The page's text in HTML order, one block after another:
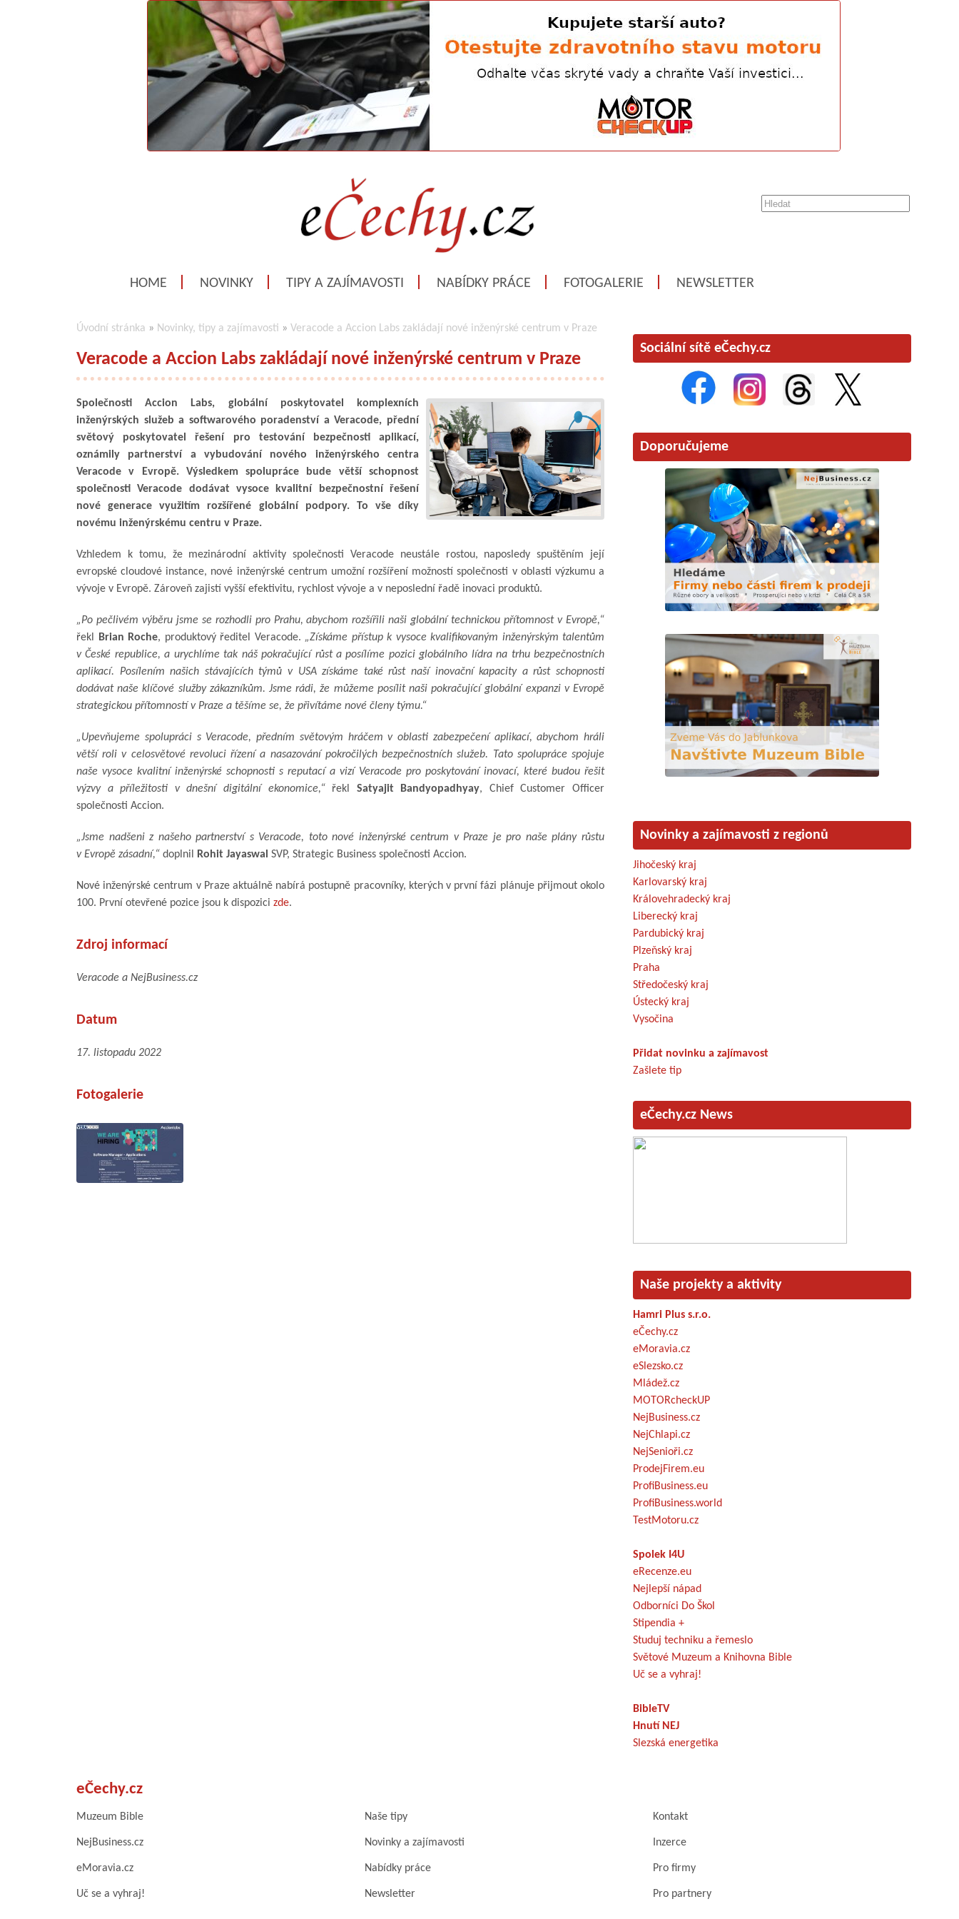
HOME NOVINKY TIPY A ZAJÍMAVOSTI NABÍDKY PRÁCE FOTOGALERIE NEWSLETTER
Úvodní stránka » Novinky, tipy a zajímavosti » Veracode a Accion Labs zakládají nové inženýrské centrum v Praze
Veracode a Accion Labs zakládají nové inženýrské centrum v Praze
Společnosti Accion Labs, globální poskytovatel komplexních
inženýrských služeb a softwarového poradenství a Veracode, přední
světový poskytovatel řešení pro testování bezpečnosti aplikací,
oznámily partnerství a vybudování nového inženýrského centra
Veracode v Evropě. Výsledkem spolupráce bude větší schopnost
společnosti Veracode dodávat vysoce kvalitní bezpečnostní řešení
nové generace využitím rozšířené globální podpory. To vše díky
novému inženýrskému centru v Praze.
Vzhledem k tomu, že mezinárodní aktivity společnosti Veracode neustále rostou, naposledy spuštěním její
evropské cloudové instance, nové inženýrské centrum umožní rozšíření možností společnosti v oblasti výzkumu a
vývoje v Evropě. Zároveň zajistí vyšší efektivitu, rychlost vývoje a v neposlední řadě inovaci produktů.
„Po pečlivém výběru jsme se rozhodli pro Prahu, abychom rozšířili naši globální technickou přítomnost v Evropě,“
řekl
Brian Roche, produktový ředitel Veracode. „Získáme přístup k vysoce kvalifikovaným inženýrským talentům
v České republice, a urychlíme tak náš pokračující růst a posílíme pozici globálního lídra na trhu bezpečnostních
aplikací. Posílením našich stávajících týmů v USA získáme také růst naší inovační kapacity a růst schopnosti
dodávat naše klíčové služby zákazníkům. Jsme rádi, že můžeme posílit naši pokračující globální expanzi v Evropě
strategickou přítomností v Praze a těšíme se, že přivítáme nové členy týmu.“
„Upevňujeme spolupráci s Veracode, předním světovým hráčem v oblasti zabezpečení aplikací, abychom hráli
větší roli v celosvětové revoluci řízení a nasazování pokročilých bezpečnostních služeb. Tato spolupráce spojuje
naše vysoce kvalitní inženýrské schopnosti s reputací a vizí Veracode pro poskytování inovací, které budou řešit
výzvy a příležitosti v dnešní digitální ekonomice,“ řekl Satyajit Bandyopadhyay, Chief Customer Officer
společnosti Accion.
„Jsme nadšeni z našeho partnerství s Veracode, toto nové inženýrské centrum v Praze je pro naše plány růstu
v Evropě zásadní,“ doplnil Rohit Jayaswal SVP, Strategic Business společnosti Accion.
Nové inženýrské centrum v Praze aktuálně nabírá postupně pracovníky, kterých v první fázi plánuje přijmout okolo
100. První otevřené pozice jsou k dispozici zde.
Zdroj informací
Veracode a NejBusiness.cz
Datum
17. listopadu 2022
Fotogalerie
Sociální sítě eČechy.cz
Doporučujeme
Novinky a zajímavosti z regionů
Jihočeský kraj
Karlovarský kraj
Královehradecký kraj
Liberecký kraj
Pardubický kraj
Plzeňský kraj
Praha
Středočeský kraj
Ústecký kraj
Vysočina
Přidat novinku a zajímavost
Zašlete tip
eČechy.cz News
Naše projekty a aktivity
Hamri Plus s.r.o.
eČechy.cz
eMoravia.cz
eSlezsko.cz
Mládež.cz
MOTORcheckUP
NejBusiness.cz
NejChlapi.cz
NejSenioři.cz
ProdejFirem.eu
ProfiBusiness.eu
ProfiBusiness.world
TestMotoru.cz
Spolek I4U
eRecenze.eu
Nejlepší nápad
Odborníci Do Škol
Stipendia +
Studuj techniku a řemeslo
Světové Muzeum a Knihovna Bible
Uč se a vyhraj!
BibleTV
Hnutí NEJ
Slezská energetika
eČechy.cz
Muzeum Bible Naše tipy Kontakt
NejBusiness.cz Novinky a zajímavosti Inzerce
eMoravia.cz Nabídky práce Pro firmy
Uč se a vyhraj! Newsletter Pro partnery